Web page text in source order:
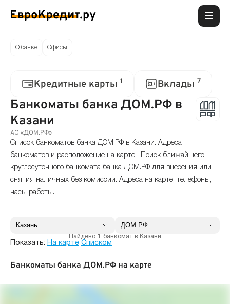
О банке Офисы
Кредитные карты 1 Вклады 7
Банкоматы банка ДОМ.РФ в
Казани
АО «ДОМ.РФ»
Список банкоматов банка ДОМ.РФ в Казани. Адреса
банкоматов и расположение на карте . Поиск ближайшего
круглосуточного банкомата банка ДОМ.РФ для внесения или
снятия наличных без комиссии. Адреса на карте, телефоны,
часы работы.
Найдено 1 банкомат в Казани
Показать: На карте Списком
Банкоматы банка ДОМ.РФ на карте